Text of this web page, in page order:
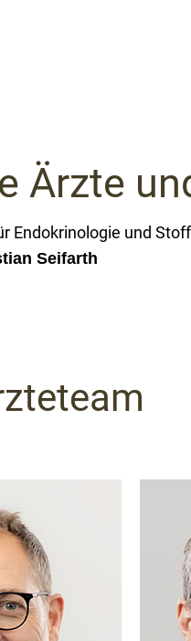
Ärzte
Endokrinologie und
Seifarth